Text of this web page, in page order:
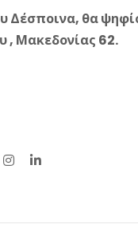
Δέσποινα, θα
, Μακεδονίας 62.